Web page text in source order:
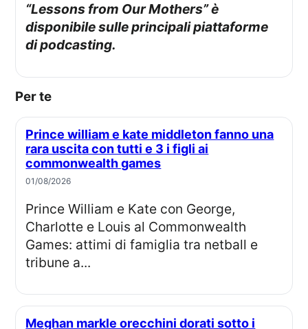
“Lessons from Our Mothers” è
disponibile sulle principali piattaforme
di podcasting.
Per te
Prince william e kate middleton fanno una
rara uscita con tutti e 3 i figli ai
commonwealth games
01/08/2026
Prince William e Kate con George,
Charlotte e Louis al Commonwealth
Games: attimi di famiglia tra netball e
tribune a...
Meghan markle orecchini dorati sotto i